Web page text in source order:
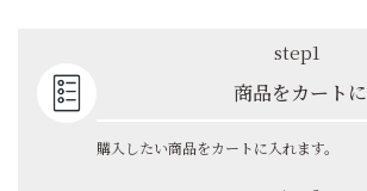
step1
商品をカートに
購入したい商品をカートに入れます。